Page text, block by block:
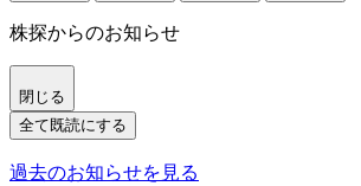
株探からのお知らせ
閉じる
全て既読にする
過去のお知らせを見る